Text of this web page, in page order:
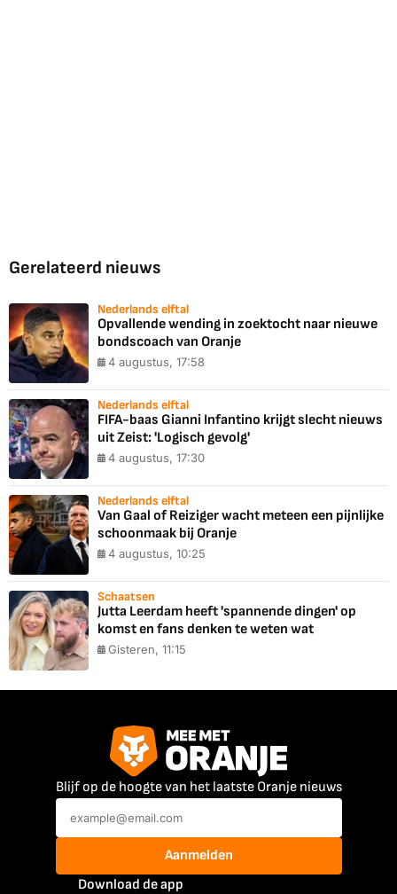
Gerelateerd nieuws
Nederlands elftal
Opvallende wending in zoektocht naar nieuwe
bondscoach van Oranje
4 augustus, 17:58
Nederlands elftal
FIFA-baas Gianni Infantino krijgt slecht nieuws
uit Zeist: 'Logisch gevolg'
4 augustus, 17:30
Nederlands elftal
Van Gaal of Reiziger wacht meteen een pijnlijke
schoonmaak bij Oranje
4 augustus, 10:25
Schaatsen
Jutta Leerdam heeft 'spannende dingen' op
komst en fans denken te weten wat
Gisteren, 11:15
Blijf op de hoogte van het laatste Oranje nieuws
Aanmelden
Download de app